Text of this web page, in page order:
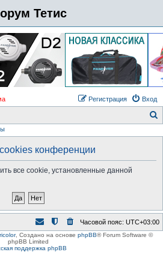
Тетис
Вход
Регистрация
конференции
все cookie, установленные данной
Часовой пояс: UTC+03:00
, Создано на основе phpBB® Forum Software ©
phpBB Limited
поддержка phpBB